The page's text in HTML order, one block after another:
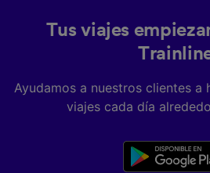
Tus viajes
Ayudamos a nuestros clientes a
viajes cada día
afectarán a los datos de
datos no se utilizarán con
Tanto nosotros como
tratamos los datos para
precisa. Analizar activamente
características del